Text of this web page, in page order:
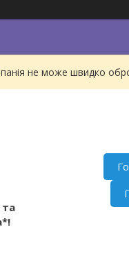
не може швидко